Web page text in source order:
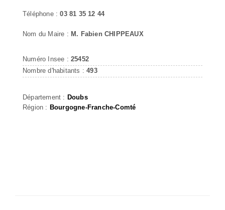
Téléphone :03 81 35 12 44
Nom du Maire : M. Fabien CHIPPEAUX
Numéro Insee : 25452
Nombre d'habitants :493
Département : Doubs
Région : Bourgogne-Franche-Comté